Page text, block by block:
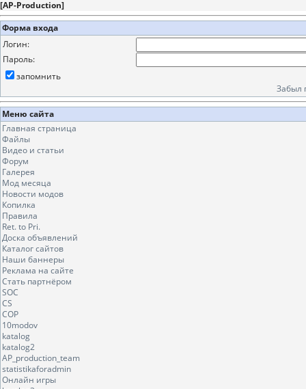
[AP-Production]
Форма входа
Логин:
Пароль:
запомнить
Забыл
Меню сайта
Главная страница
Файлы
Видео и статьи
Форум
Галерея
Мод месяца
Новости модов
Копилка
Правила
Ret. to Pri.
Доска объявлений
Каталог сайтов
Наши баннеры
Реклама на сайте
Стать партнёром
SOC
CS
COP
10modov
katalog
katalog2
AP_production_team
statistikaforadmin
Онлайн игры